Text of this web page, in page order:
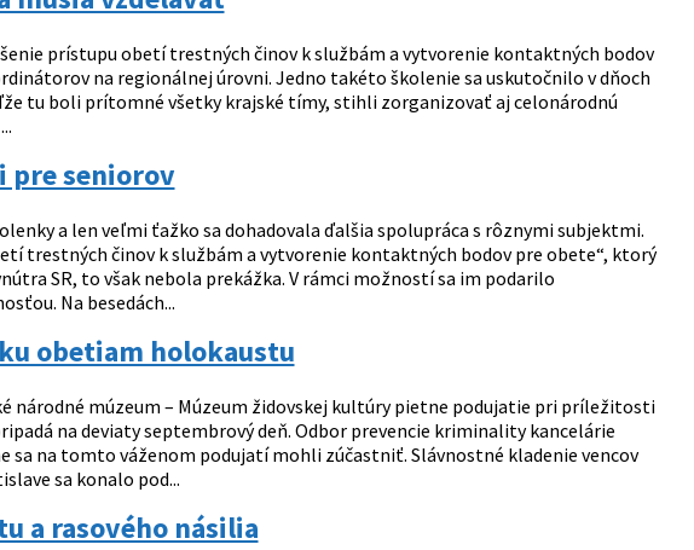
prístupu obetí trestných činov k službám a vytvorenie kontaktných bodov
na regionálnej úrovni. Jedno takéto školenie sa uskutočnilo v dňoch
tu boli prítomné všetky krajské tímy, stihli zorganizovať aj celonárodnú
pre seniorov
a len veľmi ťažko sa dohadovala ďalšia spolupráca s rôznymi subjektmi.
trestných činov k službám a vytvorenie kontaktných bodov pre obete“, ktorý
SR, to však nebola prekážka. V rámci možností sa im podarilo
Na besedách...
obetiam holokaustu
národné múzeum – Múzeum židovskej kultúry pietne podujatie pri príležitosti
na deviaty septembrový deň. Odbor prevencie kriminality kancelárie
sa na tomto váženom podujatí mohli zúčastniť. Slávnostné kladenie vencov
sa konalo pod...
a rasového násilia